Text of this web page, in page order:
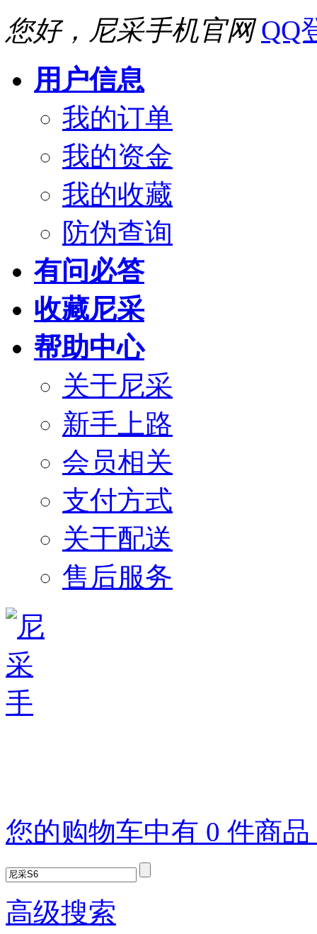
您好，尼采手机官网 QQ
用户信息
我的订单
我的资金
我的收藏
防伪查询
有问必答
收藏尼采
帮助中心
关于尼采
新手上路
会员相关
支付方式
关于配送
售后服务
您的购物车中有 0 件商
高级搜索